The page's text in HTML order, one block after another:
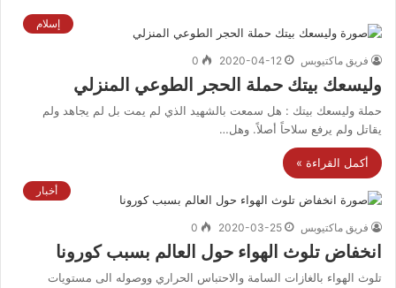
إسلام
فريق ماكتيوبس 2020-04-12
0
وليسعك بيتك حملة الحجر الطوعي المنزلي
حملة وليسعك بيتك : هل سمعت بالشهيد الذي لم يمت بل لم يجاهد ولم
يقاتل ولم يرفع سلاحاً أصلاً. وهل…
أكمل القراءة »
أخبار
فريق ماكتيوبس 2020-03-25
0
انخفاض تلوث الهواء حول العالم بسبب كورونا
تلوث الهواء بالغازات السامة والاحتباس الحراري ووصوله الى مستويات